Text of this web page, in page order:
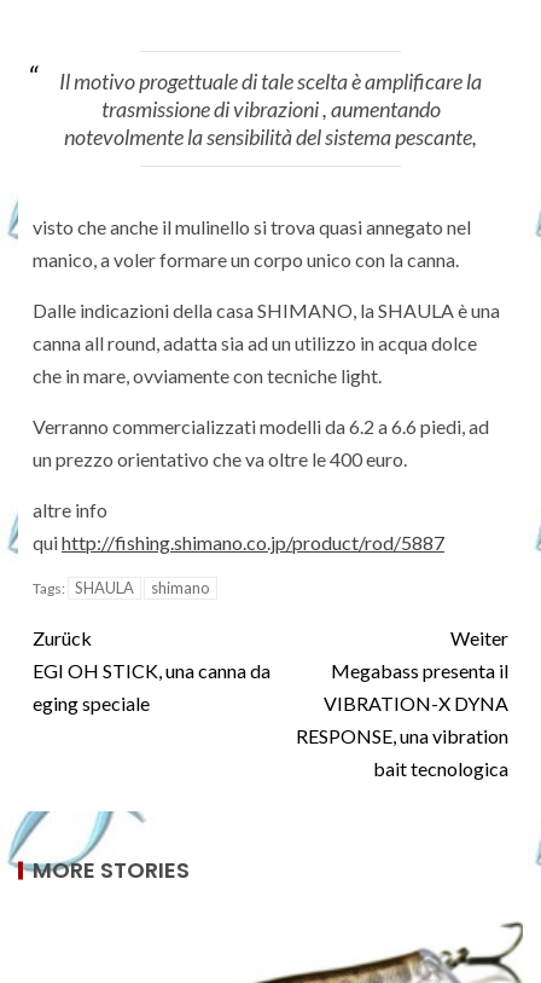
Il motivo progettuale di tale scelta è amplificare la
trasmissione di vibrazioni , aumentando
notevolmente la sensibilità del sistema pescante,
visto che anche il mulinello si trova quasi annegato nel
manico, a voler formare un corpo unico con la canna.
Dalle indicazioni della casa SHIMANO, la SHAULA è una
canna all round, adatta sia ad un utilizzo in acqua dolce
che in mare, ovviamente con tecniche light.
Verranno commercializzati modelli da 6.2 a 6.6 piedi, ad
un prezzo orientativo che va oltre le 400 euro.
altre info
quihttp://fishing.shimano.co.jp/product/rod/5887
Tags: SHAULA shimano
Zurück
EGI OH STICK, una canna da
eging speciale
Weiter
Megabass presenta il
VIBRATION-X DYNA
RESPONSE, una vibration
bait tecnologica
MORE STORIES